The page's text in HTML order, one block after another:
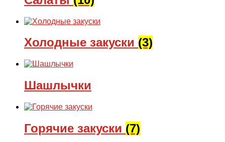
Холодные закуски (3)
Шашлычки
Горячие закуски (7)